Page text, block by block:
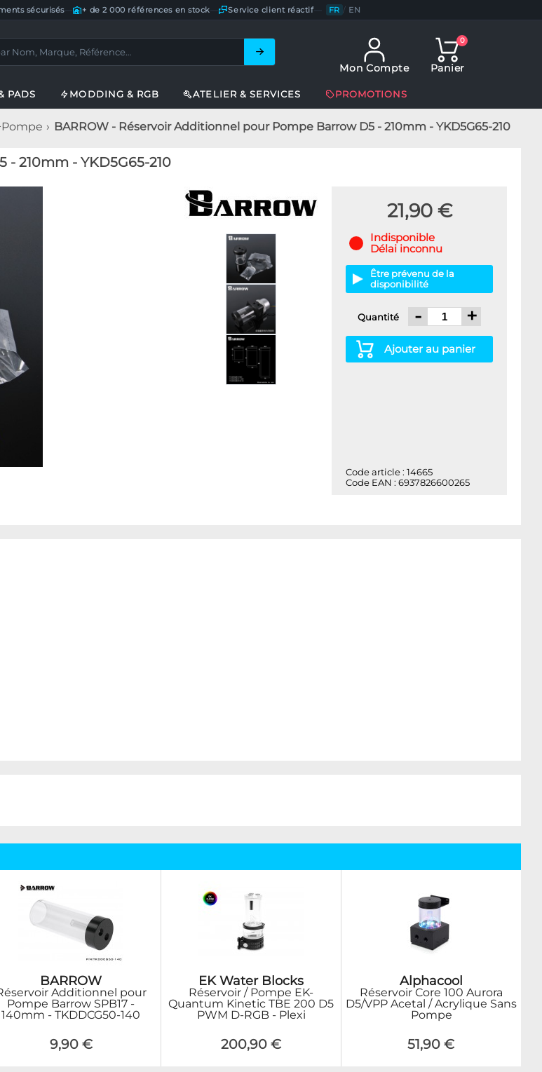
sécurisés— + de 2 000 références en stock Service client réactif— FR / EN
Mon Compte
0
Panier
PADS MODDING & RGB ATELIER & SERVICES PROMOTIONS
BARROW - Réservoir Additionnel pour Pompe Barrow D5 - 210mm - YKD5G65-210
210mm - YKD5G65-210
21,90 €
Indisponible
Délai inconnu
Être prévenu de la
disponibilité
Quantité - +
Ajouter au panier
Code article : 14665
Code EAN : 6937826600265
BARROW
Additionnel pour
Pompe Barrow SPB17 -
140mm - TKDDCG50-140
9,90 €
EK Water Blocks
Réservoir / Pompe EK-
Quantum Kinetic TBE 200 D5
PWM D-RGB - Plexi
200,90 €
Alphacool
Réservoir Core 100 Aurora
D5/VPP Acetal / Acrylique Sans
Pompe
51,90 €